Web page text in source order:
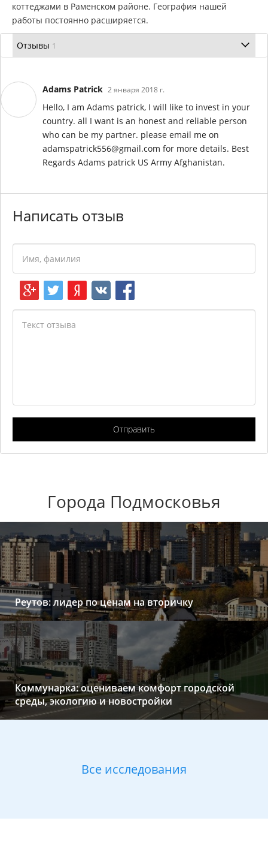
коттеджами в Раменском районе. География нашей
работы постоянно расширяется.
Отзывы 1
Adams Patrick 2 января 2018 г.
Hello, I am Adams patrick, I will like to invest in your
country. all I want is an honest and reliable person
who can be my partner. please email me on
adamspatrick556@gmail.com for more details. Best
Regards Adams patrick US Army Afghanistan.
Написать отзыв
Отправить
Города Подмосковья
Реутов: лидер по ценам на вторичку
Коммунарка: оцениваем комфорт городской
среды, экологию и новостройки
Все исследования